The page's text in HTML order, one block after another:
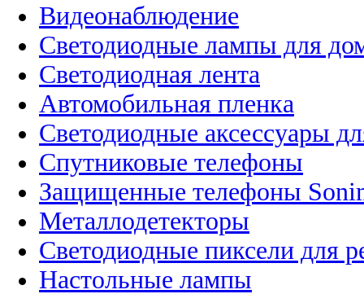
Видеонаблюдение
Светодиодные лампы для
Светодиодная лента
Автомобильная пленка
Светодиодные аксессуары
Спутниковые телефоны
Защищенные телефоны
Металлодетекторы
Светодиодные пиксели для
Настольные лампы